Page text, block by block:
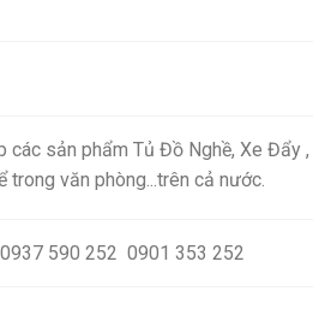
các sản phẩm Tủ Đồ Nghề, Xe Đẩy ,
trong văn phòng...trên cả nước.
0937 590 252 0901 353 252